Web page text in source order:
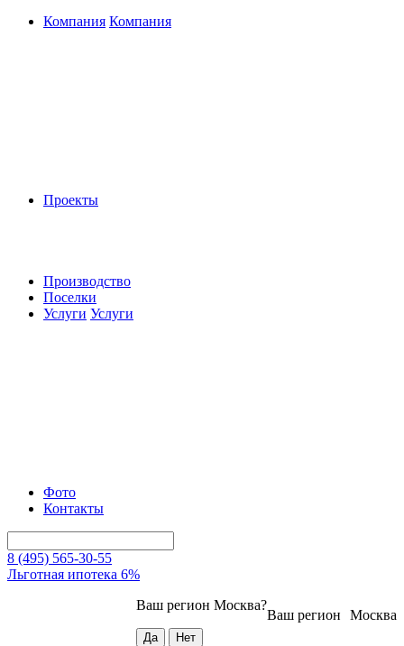
Компания Компания
Проекты
Производство
Поселки
Услуги Услуги
Фото
Контакты
8 (495) 565-30-55
Льготная ипотека 6%
Москва
Ваш регион
Ваш регион Москва?